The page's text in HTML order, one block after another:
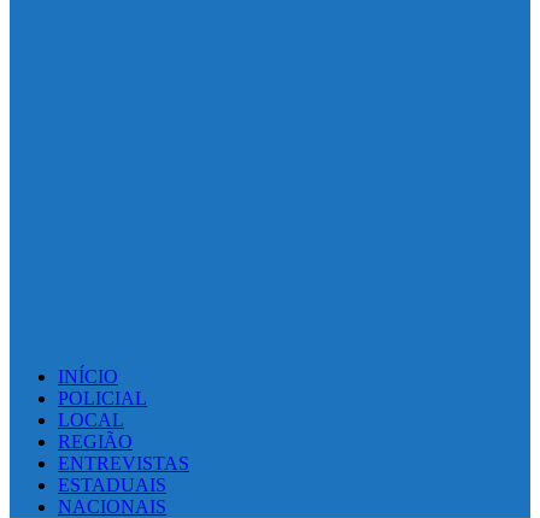
INÍCIO
POLICIAL
LOCAL
REGIÃO
ENTREVISTAS
ESTADUAIS
NACIONAIS